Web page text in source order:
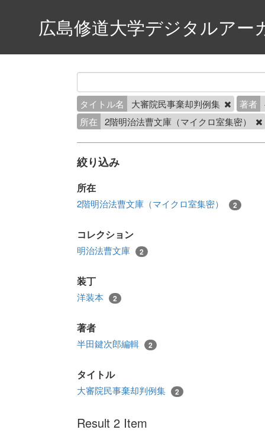
広島修道大学デジタルアー
タイトル名 大審院民事棄却判例集 著者
所在
2階明治法曹文庫（マイクロ室集密）
絞り込み
所在
2階明治法曹文庫（マイクロ室集密） 2
コレクション
明治法曹文庫 2
装丁
洋装本 2
著者
半田鍵次郎編輯 2
タイトル
大審院民事棄却判例集 2
Result 2 Item